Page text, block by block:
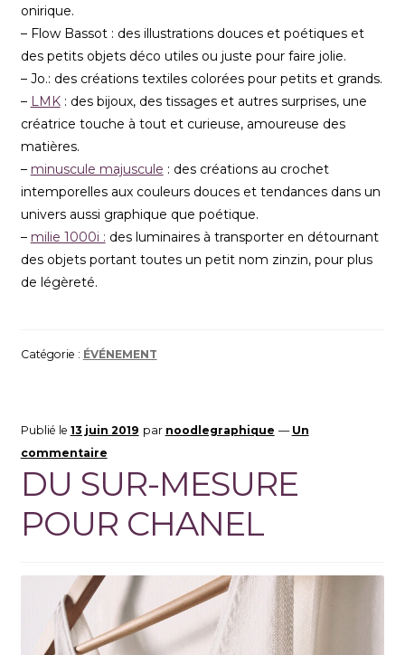
onirique.
– Flow Bassot : des illustrations douces et poétiques et
des petits objets déco utiles ou juste pour faire jolie.
– Jo.: des créations textiles colorées pour petits et grands.
– LMK: des bijoux, des tissages et autres surprises, une
créatrice touche à tout et curieuse, amoureuse des
matières.
– minuscule majuscule : des créations au crochet
intemporelles aux couleurs douces et tendances dans un
univers aussi graphique que poétique.
– milie 1000i : des luminaires à transporter en détournant
des objets portant toutes un petit nom zinzin, pour plus
de légèreté.
Catégorie : ÉVÉNEMENT
Publié le 13 juin 2019 par noodlegraphique — Un
commentaire
DU SUR-MESURE
POUR CHANEL